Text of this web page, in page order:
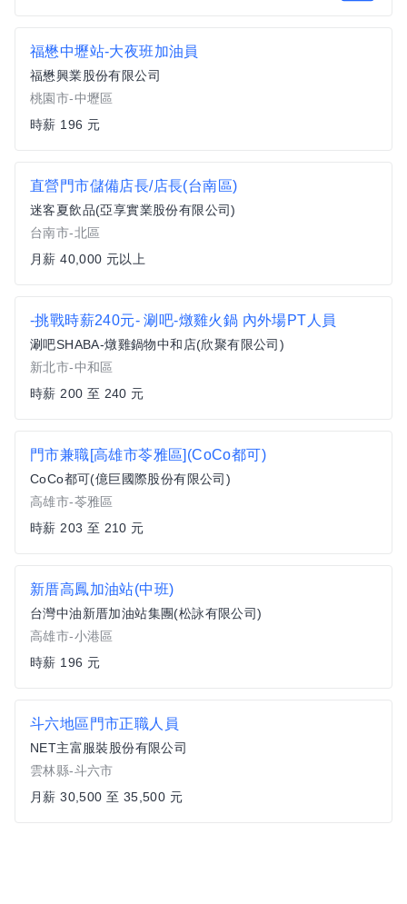
福懋中壢站-大夜班加油員
福懋興業股份有限公司
桃園市-中壢區
時薪 196 元
直營門市儲備店長/店長(台南區)
迷客夏飲品(亞享實業股份有限公司)
台南市-北區
月薪 40,000 元以上
-挑戰時薪240元- 涮吧-燉雞火鍋 內外場PT人員
涮吧SHABA-燉雞鍋物中和店(欣聚有限公司)
新北市-中和區
時薪 200 至 240 元
門市兼職[高雄市苓雅區](CoCo都可)
CoCo都可(億巨國際股份有限公司)
高雄市-苓雅區
時薪 203 至 210 元
新厝高鳳加油站(中班)
台灣中油新厝加油站集團(松詠有限公司)
高雄市-小港區
時薪 196 元
斗六地區門市正職人員
NET主富服裝股份有限公司
雲林縣-斗六市
月薪 30,500 至 35,500 元